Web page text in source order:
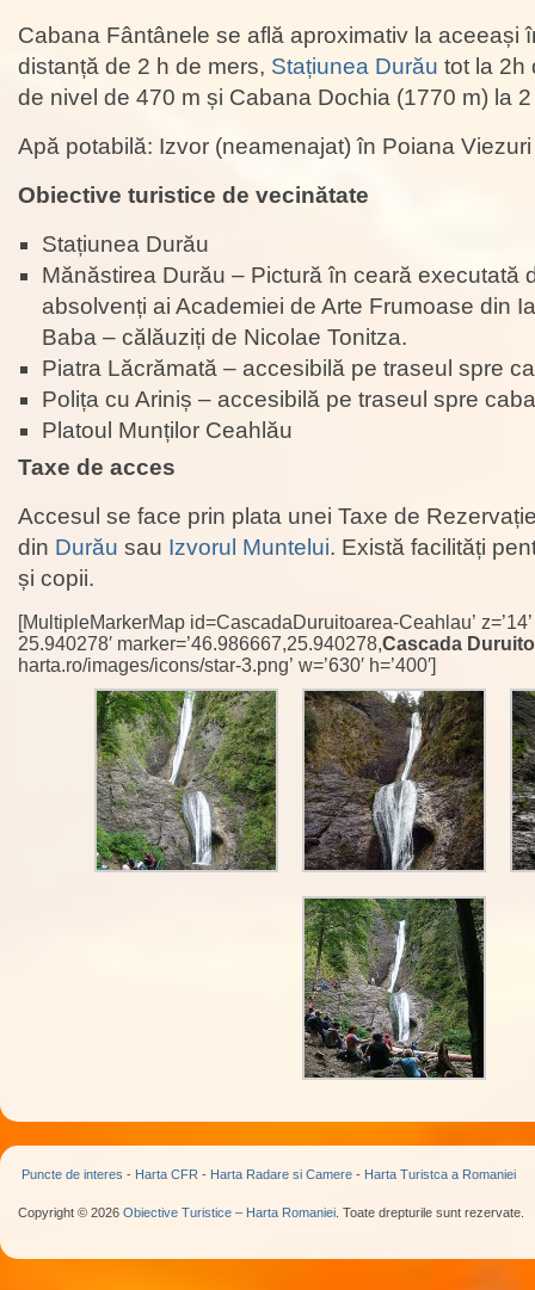
Cabana Fântânele se află aproximativ la aceeași
distanță de 2 h de mers, Stațiunea Durău tot la 2h
de nivel de 470 m și Cabana Dochia (1770 m) la
Apă potabilă: Izvor (neamenajat) în Poiana
Obiective turistice de vecinătate
Stațiunea Durău
Mănăstirea Durău – Pictură în ceară executată
absolvenți ai Academiei de Arte Frumoase din
Baba – călăuziți de Nicolae Tonitza.
Piatra Lăcrămată – accesibilă pe traseul spre
Polița cu Ariniș – accesibilă pe traseul spre
Platoul Munților Ceahlău
Taxe de acces
Accesul se face prin plata unei Taxe de
din Durău sau Izvorul Muntelui. Există facilități
și copii.
[MultipleMarkerMap id=CascadaDuruitoarea-Ceahlau’ z=’14’
25.940278′ marker=’46.986667,25.940278,Cascada
harta.ro/images/icons/star-3.png’ w=’630′ h=’400′]
Puncte de interes - Harta CFR - Harta Radare si Camere - Harta Turistca a Romaniei
Copyright © 2026 Obiective Turistice – Harta Romaniei . Toate drepturile sunt rezervate.